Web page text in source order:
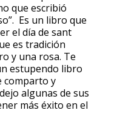
que escribió
Es un libro que
el día de sant
es tradición
y una rosa. Te
estupendo libro
comparto y
algunas de sus
más éxito en el